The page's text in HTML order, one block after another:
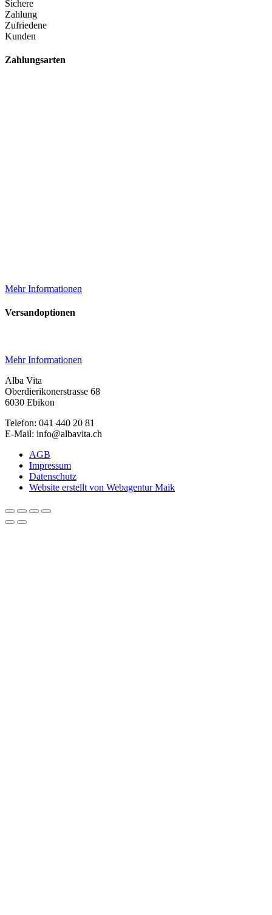
Sichere
Zahlung
Zufriedene
Kunden
Zahlungsarten
Mehr Informationen
Versandoptionen
Mehr Informationen
Alba Vita
Oberdierikonerstrasse 68
6030 Ebikon
Telefon: 041 440 20 81
E-Mail: info@albavita.ch
AGB
Impressum
Datenschutz
Website erstellt von Webagentur Maik